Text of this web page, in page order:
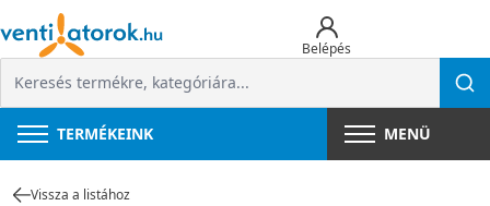
Belépés
TERMÉKEINK MENÜ
Vissza a listához